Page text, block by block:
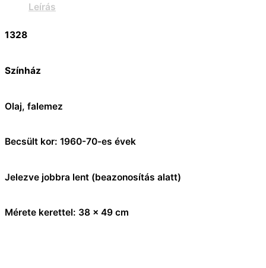
Leírás
1328
Színház
Olaj, falemez
Becsült kor: 1960-70-es évek
Jelezve jobbra lent (beazonosítás alatt)
Mérete kerettel: 38 x 49 cm